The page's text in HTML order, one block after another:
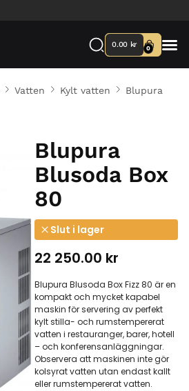
0.00 kr 0
Vatten Kylt vatten
Blupura
Blupura
Blusoda Box
80
Slut i lager
22 250.00 kr
Blupura Blusoda Box Fizz 80 är en
kompakt och mycket kapabel
maskin för servering av perfekt
kylt stilla- och rumstempererat
vatten i restauranger, barer, hotell
– och konferensanläggningar.
Observera att maskinen inte gör
kolsyrat vatten utan endast kallt
eller rumstempererat vatten.